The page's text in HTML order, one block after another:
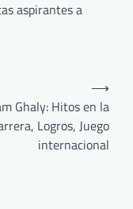
aspirantes a
Ghaly: Hitos en la
Logros, Juego
internacional
⟶